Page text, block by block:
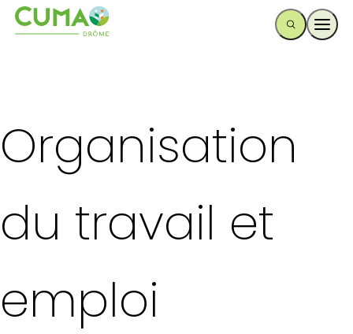
Organisation
du travail et
emploi